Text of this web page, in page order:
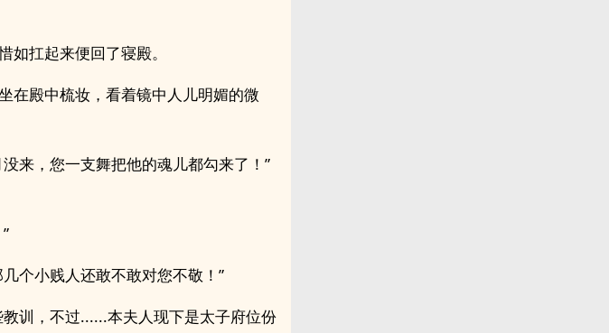
如扛起来便回了寝殿。
在殿中梳妆，看着镜中人儿明媚的微
来，您一支舞把他的魂儿都勾来了！”
个小贱人还敢不敢对您不敬！”
训，不过......本夫人现下是太子府位份